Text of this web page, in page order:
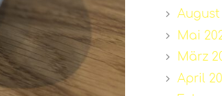
August
Mai
März
April